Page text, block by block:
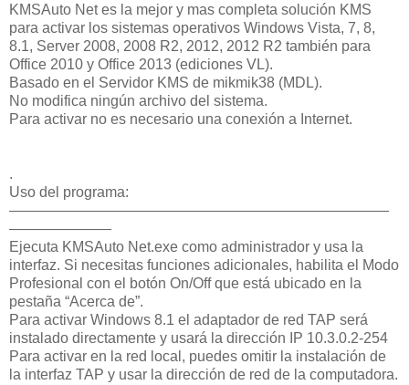
KMSAuto Net es la mejor y mas completa solución KMS
para activar los sistemas operativos Windows Vista, 7, 8,
8.1, Server 2008, 2008 R2, 2012, 2012 R2 también para
Office 2010 y Office 2013 (ediciones VL).
Basado en el Servidor KMS de mikmik38 (MDL).
No modifica ningún archivo del sistema.
Para activar no es necesario una conexión a Internet.
.
Uso del programa:
——————————————————————————
———————
Ejecuta KMSAuto Net.exe como administrador y usa la
interfaz. Si necesitas funciones adicionales, habilita el Modo
Profesional con el botón On/Off que está ubicado en la
pestaña “Acerca de”.
Para activar Windows 8.1 el adaptador de red TAP será
instalado directamente y usará la dirección IP 10.3.0.2-254
Para activar en la red local, puedes omitir la instalación de
la interfaz TAP y usar la dirección de red de la computadora.